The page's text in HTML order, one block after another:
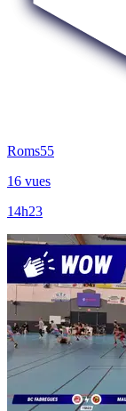
Roms55
16 vues
14h23